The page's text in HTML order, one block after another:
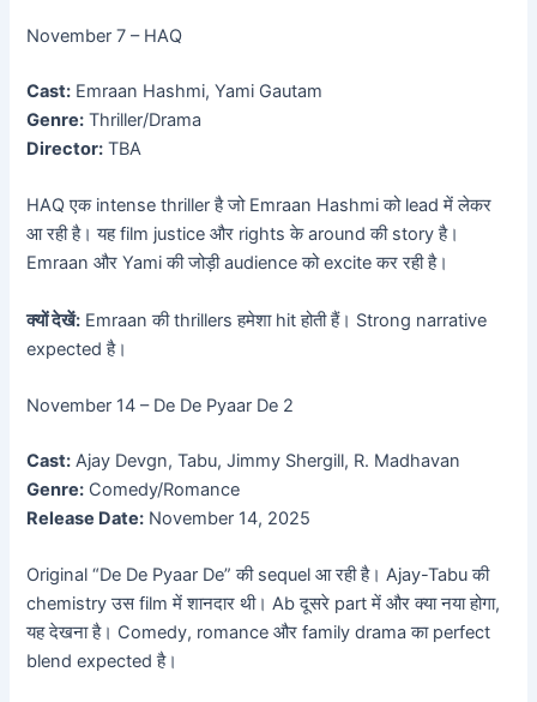
November 7 – HAQ
Cast: Emraan Hashmi, Yami Gautam
Genre: Thriller/Drama
Director: TBA
HAQ एक intense thriller है जो Emraan Hashmi को lead में लेकर
आ रही है। यह film justice और rights के around की story है।
Emraan और Yami की जोड़ी audience को excite कर रही है।
क्यों देखें: Emraan की thrillers हमेशा hit होती हैं। Strong narrative
expected है।
November 14 – De De Pyaar De 2
Cast: Ajay Devgn, Tabu, Jimmy Shergill, R. Madhavan
Genre: Comedy/Romance
Release Date: November 14, 2025
Original “De De Pyaar De” की sequel आ रही है। Ajay-Tabu की
chemistry उस film में शानदार थी। Ab दूसरे part में और क्या नया होगा,
यह देखना है। Comedy, romance और family drama का perfect
blend expected है।